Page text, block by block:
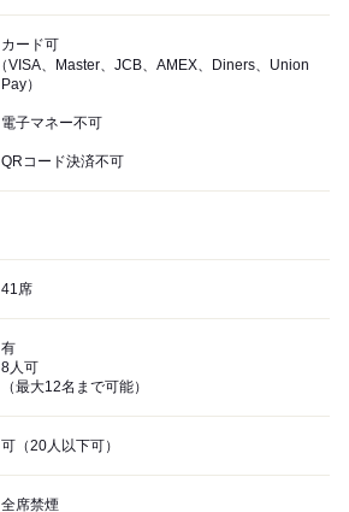
カード可
（VISA、Master、JCB、AMEX、Diners、Union
Pay）
電子マネー不可
QRコード決済不可
41席
有
8人可
（最大12名まで可能）
可（20人以下可）
全席禁煙